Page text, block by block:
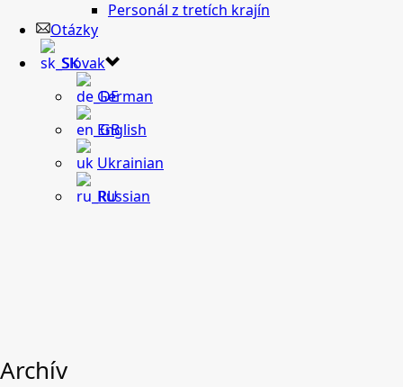
Personál z tretích krajín
Otázky
Slovak
German
English
Ukrainian
Russian
Archív